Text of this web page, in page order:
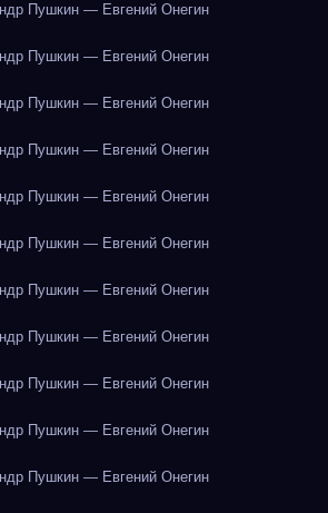
Пушкин — Евгений Онегин
Пушкин — Евгений Онегин
Пушкин — Евгений Онегин
Пушкин — Евгений Онегин
Пушкин — Евгений Онегин
Пушкин — Евгений Онегин
Пушкин — Евгений Онегин
Пушкин — Евгений Онегин
Пушкин — Евгений Онегин
Пушкин — Евгений Онегин
Пушкин — Евгений Онегин